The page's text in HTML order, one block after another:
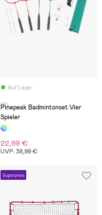
Auf Lager
(5)
Pinepeak Badmintonset Vier
Spieler
22,99 €
UVP: 38,99 €
Superpreis